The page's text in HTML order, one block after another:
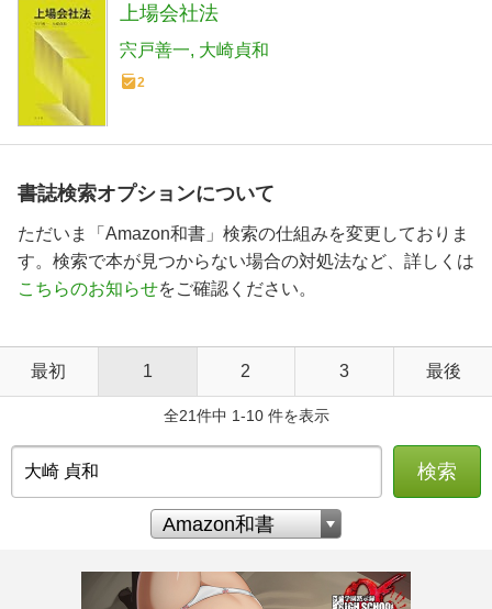
上場会社法
宍戸善一 大崎貞和
2
書誌検索オプションについて
ただいま「Amazon和書」検索の仕組みを変更しておりま
す。検索で本が見つからない場合の対処法など、詳しくは
こちらのお知らせをご確認ください。
最初 1 2 3 最後
全21件中 1-10 件を表示
検索